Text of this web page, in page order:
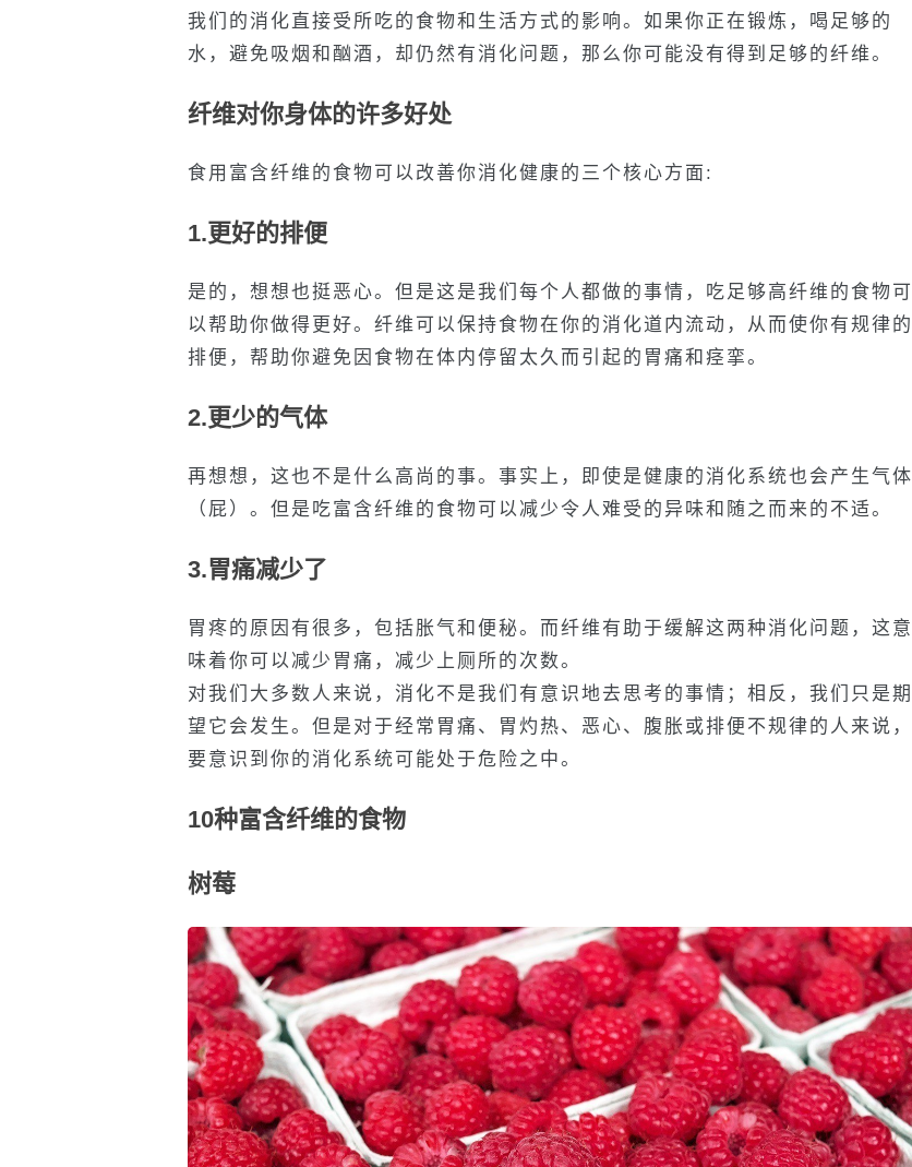
我们的消化直接受所吃的食物和生活方式的影响。如果你正在锻炼，喝足够的
水，避免吸烟和酗酒，却仍然有消化问题，那么你可能没有得到足够的纤维。
纤维对你身体的许多好处
食用富含纤维的食物可以改善你消化健康的三个核心方面:
1.更好的排便
是的，想想也挺恶心。但是这是我们每个人都做的事情，吃足够高纤维的食物可
以帮助你做得更好。纤维可以保持食物在你的消化道内流动，从而使你有规律的
排便，帮助你避免因食物在体内停留太久而引起的胃痛和痉挛。
2.更少的气体
再想想，这也不是什么高尚的事。事实上，即使是健康的消化系统也会产生气体
（屁）。但是吃富含纤维的食物可以减少令人难受的异味和随之而来的不适。
3.胃痛减少了
胃疼的原因有很多，包括胀气和便秘。而纤维有助于缓解这两种消化问题，这意
味着你可以减少胃痛，减少上厕所的次数。
对我们大多数人来说，消化不是我们有意识地去思考的事情；相反，我们只是期
望它会发生。但是对于经常胃痛、胃灼热、恶心、腹胀或排便不规律的人来说，
要意识到你的消化系统可能处于危险之中。
10种富含纤维的食物
树莓